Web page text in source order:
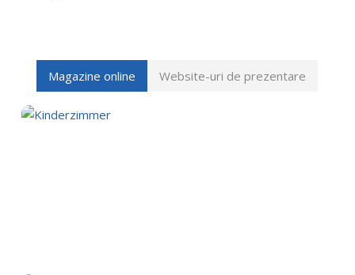
Magazine online Website-uri de prezentare